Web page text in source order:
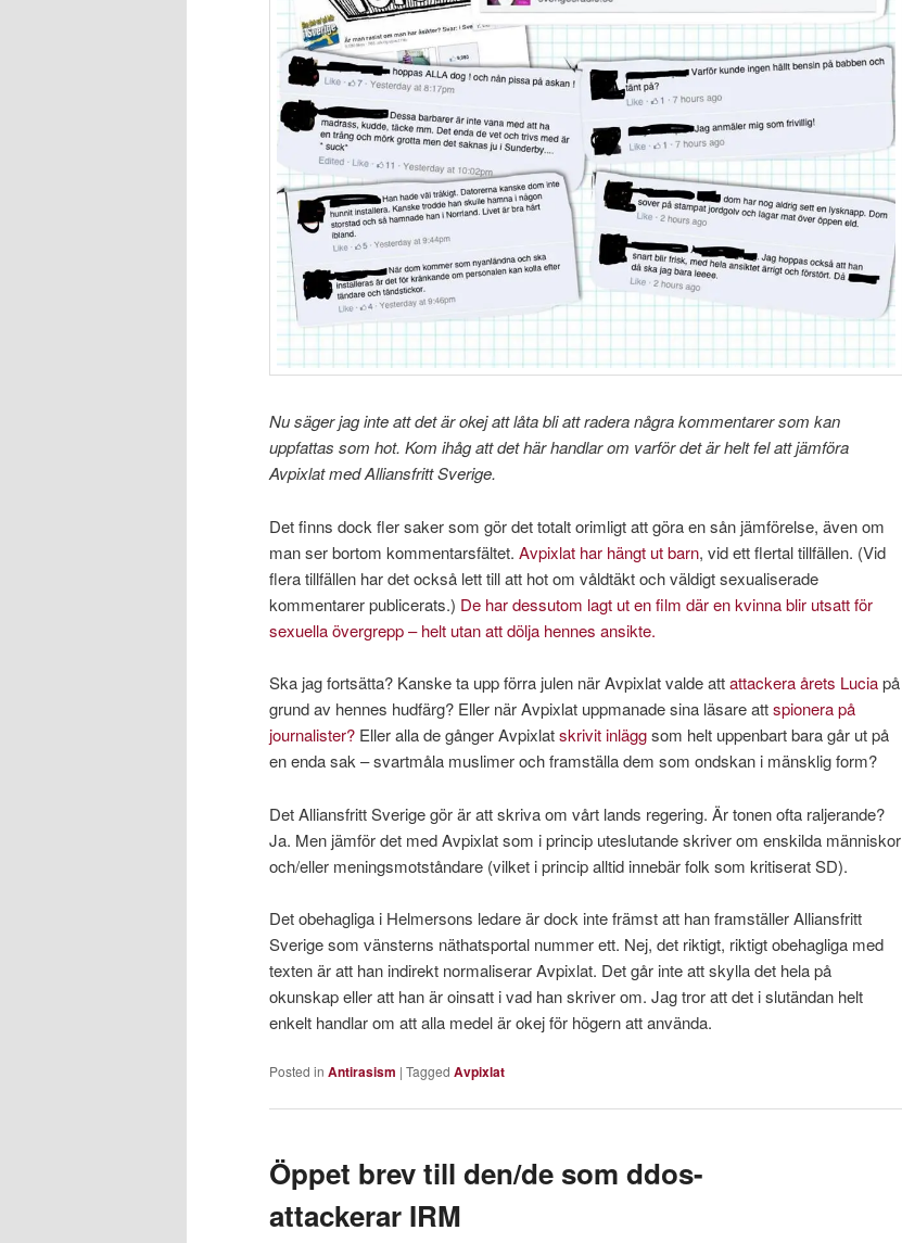
Nu säger jag inte att det är okej att låta bli att radera några kommentarer som kan
uppfattas som hot. Kom ihåg att det här handlar om varför det är helt fel att jämföra
Avpixlat med Alliansfritt Sverige.
Det finns dock fler saker som gör det totalt orimligt att göra en sån jämförelse, även om
man ser bortom kommentarsfältet. Avpixlat har hängt ut barn, vid ett flertal tillfällen. (Vid
flera tillfällen har det också lett till att hot om våldtäkt och väldigt sexualiserade
kommentarer publicerats.) De har dessutom lagt ut en film där en kvinna blir utsatt för
sexuella övergrepp – helt utan att dölja hennes ansikte.
Ska jag fortsätta? Kanske ta upp förra julen när Avpixlat valde attattackera årets Luciapå
grund av hennes hudfärg? Eller när Avpixlat uppmanade sina läsare attspionera på
journalister? Eller alla de gånger Avpixlatskrivit inläggsom helt uppenbart bara går ut på
en enda sak – svartmåla muslimer och framställa dem som ondskan i mänsklig form?
Det Alliansfritt Sverige gör är att skriva om vårt lands regering. Är tonen ofta raljerande?
Ja. Men jämför det med Avpixlat som i princip uteslutande skriver om enskilda människor
och/eller meningsmotståndare (vilket i princip alltid innebär folk som kritiserat SD).
Det obehagliga i Helmersons ledare är dock inte främst att han framställer Alliansfritt
Sverige som vänsterns näthatsportal nummer ett. Nej, det riktigt, riktigt obehagliga med
texten är att han indirekt normaliserar Avpixlat. Det går inte att skylla det hela på
okunskap eller att han är oinsatt i vad han skriver om. Jag tror att det i slutändan helt
enkelt handlar om att alla medel är okej för högern att använda.
Posted in Antirasism | Tagged Avpixlat
Öppet brev till den/de som ddos-
attackerar IRM